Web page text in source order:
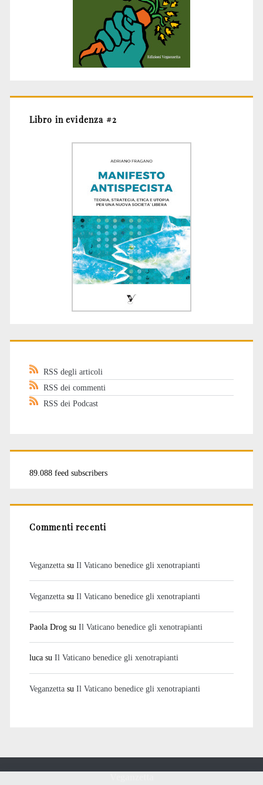
Libro in evidenza #2
RSS degli articoli
RSS dei commenti
RSS dei Podcast
89.088 feed subscribers
Commenti recenti
Veganzettasu Il Vaticano benedice gli xenotrapianti
Veganzettasu Il Vaticano benedice gli xenotrapianti
Paola Drogsu Il Vaticano benedice gli xenotrapianti
lucasu Il Vaticano benedice gli xenotrapianti
Veganzettasu Il Vaticano benedice gli xenotrapianti